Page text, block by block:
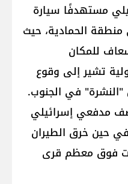
مستهدفًا سيارة
الحمادية، حيث
للمكان
تشير إلى وقوع
في الجنوب.
مدفعي إسرائيلي
في حين خرق الطيران
فوق معظم قرى